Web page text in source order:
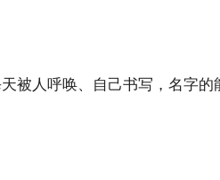
被人呼唤、自己书写，名字的